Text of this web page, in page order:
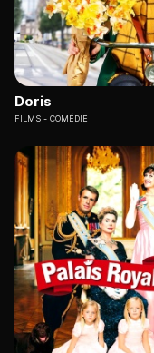
Doris
FILMS COMÉDIE